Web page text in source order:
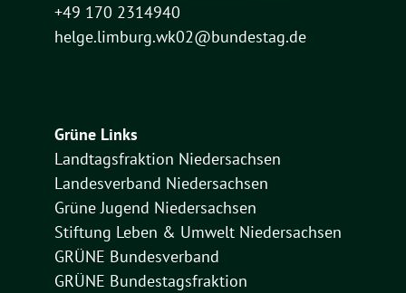
+49 170 2314940
helge.limburg.wk02@bundestag.de
Grüne Links
Landtagsfraktion Niedersachsen
Landesverband Niedersachsen
Grüne Jugend Niedersachsen
Stiftung Leben & Umwelt Niedersachsen
GRÜNE Bundesverband
GRÜNE Bundestagsfraktion